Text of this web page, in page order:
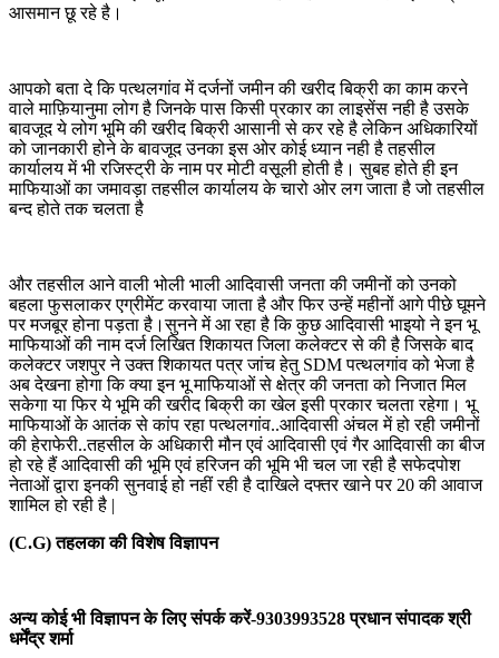
आसमान छू रहे है।
आपको बता दे कि पत्थलगांव में दर्जनों जमीन की खरीद बिक्री का काम करने
वाले माफ़ियानुमा लोग है जिनके पास किसी प्रकार का लाइसेंस नही है उसके
बावजूद ये लोग भूमि की खरीद बिक्री आसानी से कर रहे है लेकिन अधिकारियों
को जानकारी होने के बावजूद उनका इस ओर कोई ध्यान नही है तहसील
कार्यालय में भी रजिस्ट्री के नाम पर मोटी वसूली होती है। सुबह होते ही इन
माफियाओं का जमावड़ा तहसील कार्यालय के चारो ओर लग जाता है जो तहसील
बन्द होते तक चलता है
और तहसील आने वाली भोली भाली आदिवासी जनता की जमीनों को उनको
बहला फुसलाकर एग्रीमेंट करवाया जाता है और फिर उन्हें महीनों आगे पीछे घूमने
पर मजबूर होना पड़ता है।सुनने में आ रहा है कि कुछ आदिवासी भाइयो ने इन भू
माफियाओं की नाम दर्ज लिखित शिकायत जिला कलेक्टर से की है जिसके बाद
कलेक्टर जशपुर ने उक्त शिकायत पत्र जांच हेतु SDM पत्थलगांव को भेजा है
अब देखना होगा कि क्या इन भू माफियाओं से क्षेत्र की जनता को निजात मिल
सकेगा या फिर ये भूमि की खरीद बिक्री का खेल इसी प्रकार चलता रहेगा। भू
माफियाओं के आतंक से कांप रहा पत्थलगांव..आदिवासी अंचल में हो रही जमीनों
की हेराफेरी..तहसील के अधिकारी मौन एवं आदिवासी एवं गैर आदिवासी का बीज
हो रहे हैं आदिवासी की भूमि एवं हरिजन की भूमि भी चल जा रही है सफेदपोश
नेताओं द्वारा इनकी सुनवाई हो नहीं रही है दाखिले दफ्तर खाने पर 20 की आवाज
शामिल हो रही है |
(C.G) तहलका की विशेष विज्ञापन
अन्य कोई भी विज्ञापन के लिए संपर्क करें-9303993528 प्रधान संपादक श्री
धर्मेंद्र शर्मा